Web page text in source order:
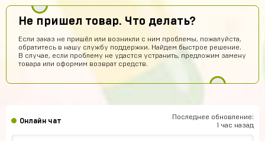
Не пришел товар. Что делать?
Если заказ не пришёл или возникли с ним проблемы, пожалуйста,
обратитесь в нашу службу поддержки. Найдем быстрое решение.
В случае, если проблему не удастся устранить, предложим замену
товара или оформим возврат средств.
Онлайн чат
Последнее обновление:
1 час назад
крутой сайт
Илья Лобазов
Пацаны рил не обманывают
Данил Петров 7 часов назад
А как купить ак через билайн
Евгений Пирогов 4 часа назад